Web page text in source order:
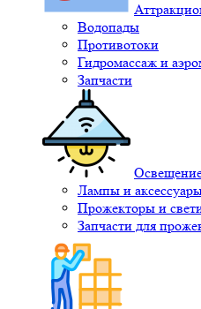
Водопады
Противотоки
Гидромассаж и
Запчасти
Лампы и
Прожекторы и
Запчасти для